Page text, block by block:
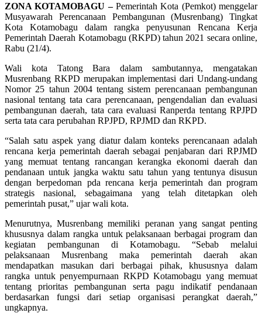
ZONA KOTAMOBAGU – Pemerintah Kota (Pemkot) menggelar
Musyawarah Perencanaan Pembangunan (Musrenbang) Tingkat
Kota Kotamobagu dalam rangka penyusunan Rencana Kerja
Pemerintah Daerah Kotamobagu (RKPD) tahun 2021 secara online,
Rabu (21/4).
Wali kota Tatong Bara dalam sambutannya, mengatakan
Musrenbang RKPD merupakan implementasi dari Undang-undang
Nomor 25 tahun 2004 tentang sistem perencanaan pembangunan
nasional tentang tata cara perencanaan, pengendalian dan evaluasi
pembangunan daerah, tata cara evaluasi Ranperda tentang RPJPD
serta tata cara perubahan RPJPD, RPJMD dan RKPD.
“Salah satu aspek yang diatur dalam konteks perencanaan adalah
rencana kerja pemerintah daerah sebagai penjabaran dari RPJMD
yang memuat tentang rancangan kerangka ekonomi daerah dan
pendanaan untuk jangka waktu satu tahun yang tentunya disusun
dengan berpedoman pda rencana kerja pemerintah dan program
strategis nasional, sebagaimana yang telah ditetapkan oleh
pemerintah pusat,” ujar wali kota.
Menurutnya, Musrenbang memiliki peranan yang sangat penting
khususnya dalam rangka untuk pelaksanaan berbagai program dan
kegiatan pembangunan di Kotamobagu. “Sebab melalui
pelaksanaan Musrenbang maka pemerintah daerah akan
mendapatkan masukan dari berbagai pihak, khususnya dalam
rangka untuk penyempurnaan RKPD Kotamobagu yang memuat
tentang prioritas pembangunan serta pagu indikatif pendanaan
berdasarkan fungsi dari setiap organisasi perangkat daerah,”
ungkapnya.